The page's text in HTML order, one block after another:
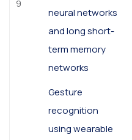
9
neural networks
and long short-
term memory
networks
Gesture
recognition
using wearable